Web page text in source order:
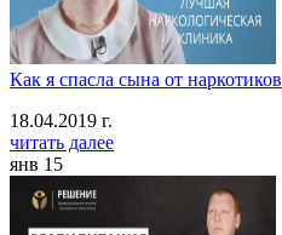
Как я спасла сына от наркотиков
18.04.2019 г.
читать далее
янв 15